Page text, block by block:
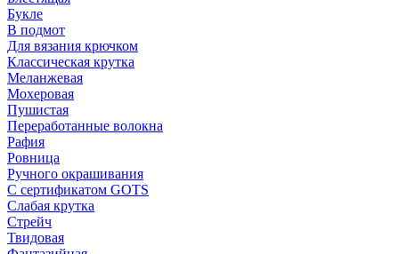
Букле
В подмот
Для вязания крючком
Классическая крутка
Меланжевая
Мохеровая
Пушистая
Переработанные волокна
Рафия
Ровница
Ручного окрашивания
С сертификатом GOTS
Слабая крутка
Стрейч
Твидовая